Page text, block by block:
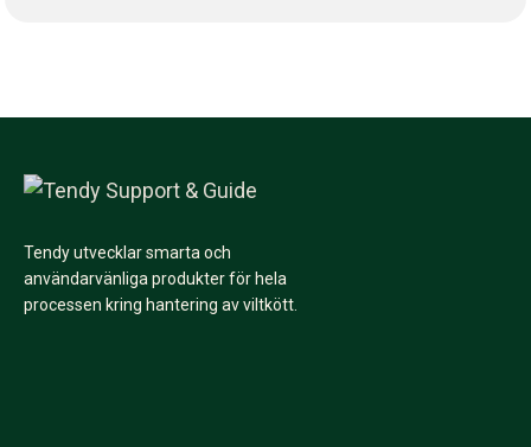
Tendy utvecklar smarta och
användarvänliga produkter för hela
processen kring hantering av viltkött.